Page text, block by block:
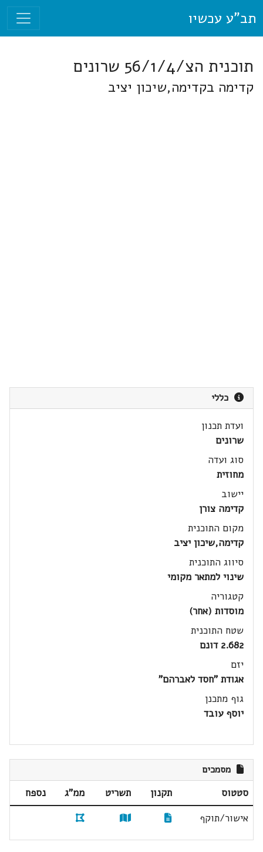
תב"ע עכשיו
תוכנית הצ/56/1/4 שרונים
קדימה בקדימה,שיכון יציב
כללי
ועדת תכנון
שרונים
סוג ועדה
מחוזית
יישוב
קדימה צורן
מקום התוכנית
קדימה,שיכון יציב
סיווג התוכנית
שינוי למתאר מקומי
קטגוריה
מוסדות (אחר)
שטח התוכנית
2.682 דונם
יזם
אגודת "חסד לאברהם"
גוף מתכנן
יוסף עובד
מסמכים
סטטוס תקנון תשריט ממ"ג
נספח
אישור/תוקף